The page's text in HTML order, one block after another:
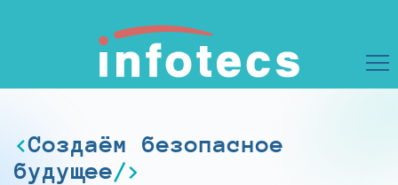
Создаём безопасное
будущее